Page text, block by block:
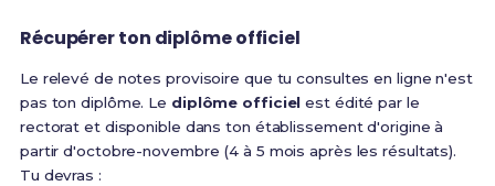
Récupérer ton diplôme officiel
Le relevé de notes provisoire que tu consultes en ligne n'est
pas ton diplôme. Le diplôme officiel est édité par le
rectorat et disponible dans ton établissement d'origine à
partir d'octobre-novembre (4 à 5 mois après les résultats).
Tu devras :